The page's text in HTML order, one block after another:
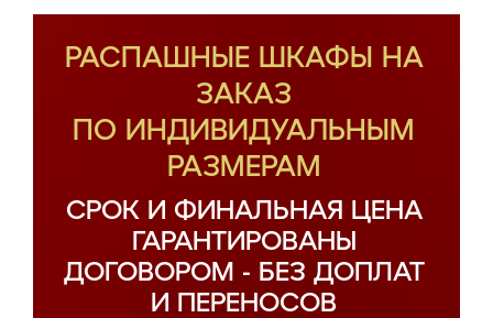
РАСПАШНЫЕ ШКАФЫ НА
ЗАКАЗ
ПО ИНДИВИДУАЛЬНЫМ
РАЗМЕРАМ
СРОК И ФИНАЛЬНАЯ ЦЕНА
ГАРАНТИРОВАНЫ
ДОГОВОРОМ - БЕЗ ДОПЛАТ
И ПЕРЕНОСОВ